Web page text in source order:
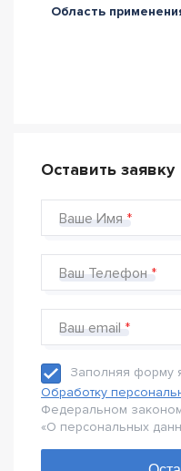
Область
Оставить заявку
Ваше Имя
Ваш Телефон
Ваш email
Заполняя форму
Обработку
Федеральном
«О персональных